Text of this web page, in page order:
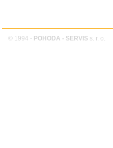
© 1994 - POHODA - SERVIS s. r. o.